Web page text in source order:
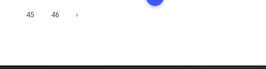
45 46 ›